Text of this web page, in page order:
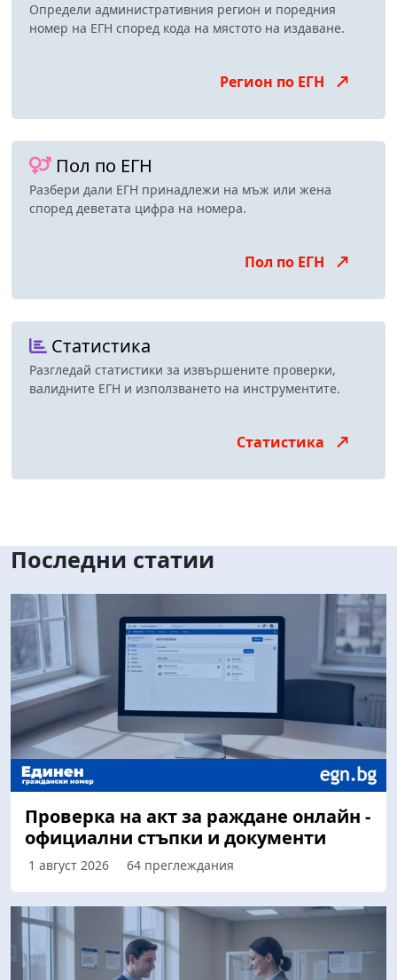
Определи административния регион и поредния
номер на ЕГН според кода на мястото на издаване.
Регион по ЕГН
Пол по ЕГН
Разбери дали ЕГН принадлежи на мъж или жена
според деветата цифра на номера.
Пол по ЕГН
Статистика
Разгледай статистики за извършените проверки,
валидните ЕГН и използването на инструментите.
Статистика
Последни статии
Проверка на акт за раждане онлайн -
официални стъпки и документи
1 август 2026 64 преглеждания